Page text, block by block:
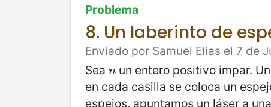
Problema
8. Un laberinto de
Enviado por Samuel Elias el 7 de
Sea n
n un entero positivo impar.
en cada casilla se coloca un
espejos, apuntamos un láser a